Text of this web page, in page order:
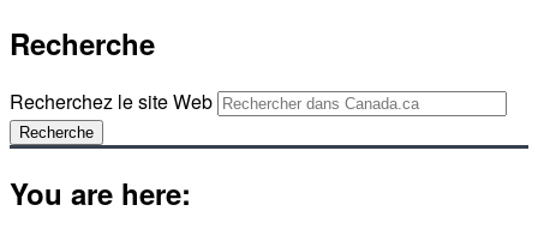
Recherche
Recherchez le site Web
Recherche
You are here: